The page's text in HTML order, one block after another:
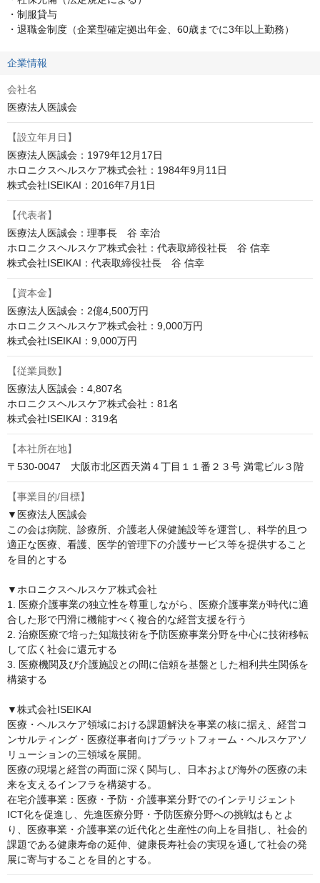
・制服貸与
・退職金制度（企業型確定拠出年金、60歳までに3年以上勤務）
企業情報
会社名
医療法人医誠会
【設立年月日】
医療法人医誠会：1979年12月17日
ホロニクスヘルスケア株式会社：1984年9月11日
株式会社ISEIKAI：2016年7月1日
【代表者】
医療法人医誠会：理事長　谷 幸治
ホロニクスヘルスケア株式会社：代表取締役社長　谷 信幸
株式会社ISEIKAI：代表取締役社長　谷 信幸
【資本金】
医療法人医誠会：2億4,500万円
ホロニクスヘルスケア株式会社：9,000万円
株式会社ISEIKAI：9,000万円
【従業員数】
医療法人医誠会：4,807名
ホロニクスヘルスケア株式会社：81名
株式会社ISEIKAI：319名
【本社所在地】
〒530-0047　大阪市北区西天満４丁目１１番２３号 満電ビル３階
【事業目的/目標】
▼医療法人医誠会
この会は病院、診療所、介護老人保健施設等を運営し、科学的且つ
適正な医療、看護、医学的管理下の介護サービス等を提供すること
を目的とする
▼ホロニクスヘルスケア株式会社
1. 医療介護事業の独立性を尊重しながら、医療介護事業が時代に適
合した形で円滑に機能すべく複合的な経営支援を行う
2. 治療医療で培った知識技術を予防医療事業分野を中心に技術移転
して広く社会に還元する
3. 医療機関及び介護施設との間に信頼を基盤とした相利共生関係を
構築する
▼株式会社ISEIKAI
医療・ヘルスケア領域における課題解決を事業の核に据え、経営コ
ンサルティング・医療従事者向けプラットフォーム・ヘルスケアソ
リューションの三領域を展開。
医療の現場と経営の両面に深く関与し、日本および海外の医療の未
来を支えるインフラを構築する。
在宅介護事業：医療・予防・介護事業分野でのインテリジェント
ICT化を促進し、先進医療分野・予防医療分野への挑戦はもとよ
り、医療事業・介護事業の近代化と生産性の向上を目指し、社会的
課題である健康寿命の延伸、健康長寿社会の実現を通して社会の発
展に寄与することを目的とする。